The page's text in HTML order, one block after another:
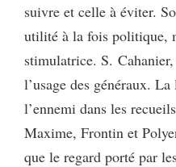
suivre et celle à éviter.
utilité à la fois politique,
stimulatrice. S.
l’usage des généraux.
l’ennemi dans les
Maxime, Frontin et
que le regard porté par